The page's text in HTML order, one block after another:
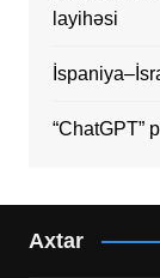
layihəsi
“ChatGPT”
Axtar